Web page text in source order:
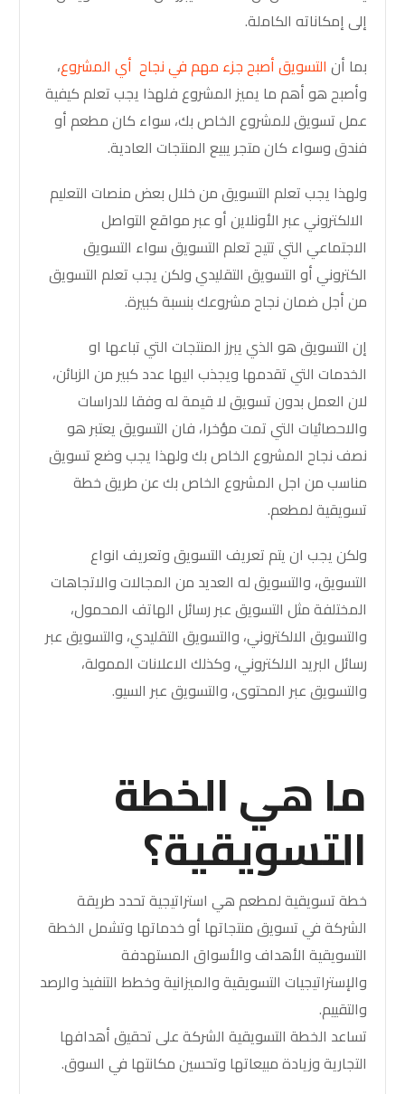
إلى إمكاناته الكاملة.
بما أن التسويق أصبح جزء مهم في نجاح أي المشروع،
وأصبح هو أهم ما يميز المشروع فلهذا يجب تعلم كيفية
عمل تسويق للمشروع الخاص بك، سواء كان مطعم أو
فندق وسواء كان متجر يبيع المنتجات العادية.
ولهذا يجب تعلم التسويق من خلال بعض منصات التعليم
الالكتروني عبر الأونلاين أو عبر مواقع التواصل
الاجتماعي التي تتيح تعلم التسويق سواء التسويق
الكتروني أو التسويق التقليدي ولكن يجب تعلم التسويق
من أجل ضمان نجاح مشروعك بنسبة كبيرة.
إن التسويق هو الذي يبرز المنتجات التي تباعها او
الخدمات التي تقدمها ويجذب اليها عدد كبير من الزبائن،
لان العمل بدون تسويق لا قيمة له وفقا للدراسات
والاحصائيات التي تمت مؤخرا، فان التسويق يعتبر هو
نصف نجاح المشروع الخاص بك ولهذا يجب وضع تسويق
مناسب من اجل المشروع الخاص بك عن طريقخطة
تسويقية لمطعم.
ولكن يجب ان يتم تعريف التسويق وتعريف انواع
التسويق، والتسويق له العديد من المجالات والاتجاهات
المختلفة مثل التسويق عبر رسائل الهاتف المحمول،
والتسويق الالكتروني، والتسويق التقليدي، والتسويق عبر
رسائل البريد الالكتروني، وكذلك الاعلانات الممولة،
والتسويق عبر المحتوى، والتسويق عبر السيو.
ما هي الخطة
التسويقية؟
خطة تسويقية لمطعمهي استراتيجية تحدد طريقة
الشركة في تسويق منتجاتها أو خدماتها وتشمل الخطة
التسويقية الأهداف والأسواق المستهدفة
والإستراتيجيات التسويقية والميزانية وخطط التنفيذ والرصد
والتقييم.
تساعد الخطة التسويقية الشركة على تحقيق أهدافها
التجارية وزيادة مبيعاتها وتحسين مكانتها في السوق.